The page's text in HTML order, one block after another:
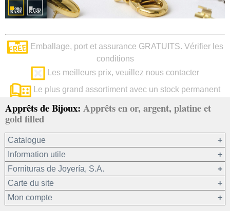
Emballage, port et assurance GRATUITS. Vérifier les
conditions
Les meilleurs prix, veuillez nous contacter
Le plus grand assortiment avec un stock permanent
Apprêts de Bijoux: Apprêts en or, argent, platine et
gold filled
Catalogue
Or 750/1000
Or 375/1000
Platine 950/1000
Argent 925
Information utile
Fornituras de Joyería, S.A.
Notre société
Conditions générales de vente
Carte du site
Mon compte